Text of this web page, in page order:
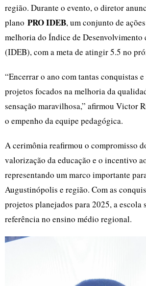
região. Durante o evento, o diretor
plano PRO IDEB, um conjunto de
melhoria do Índice de Desenvolvimento
(IDEB), com a meta de atingir 5.5 no
“Encerrar o ano com tantas conquistas
projetos focados na melhoria da
sensação maravilhosa,” afirmou Victor
o empenho da equipe pedagógica.
A cerimônia reafirmou o compromisso
valorização da educação e o incentivo
representando um marco importante
Augustinópolis e região. Com as
projetos planejados para 2025, a escola
referência no ensino médio regional.